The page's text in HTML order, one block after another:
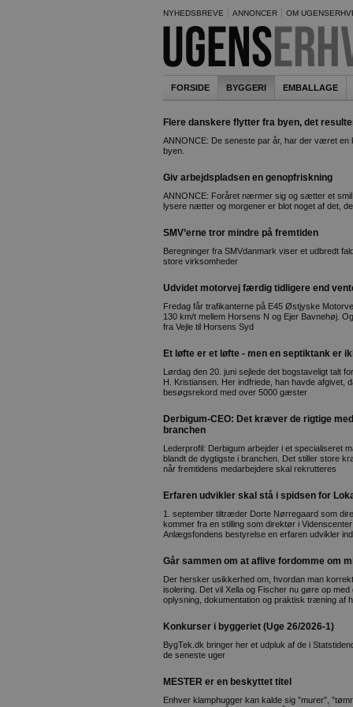
NYHEDSBREVE ANNONCER OM
FORSIDE BYGGERI EMBALLAGE
Flere danskere flytter fra byen, det
ANNONCE: De seneste par år, har der været
byen.
Giv arbejdspladsen en genopfriskning
ANNONCE: Foråret nærmer sig og sætter et
lysere nætter og morgener er blot noget af det,
SMV’erne tror mindre på fremtiden
Beregninger fra SMVdanmark viser et udbredt
store virksomheder
Udvidet motorvej færdig tidligere end
Fredag får trafikanterne på E45 Østjyske
130 km/t mellem Horsens N og Ejer Bavnehøj.
fra Vejle til Horsens Syd
Et løfte er et løfte - men en septiktank er
Lørdag den 20. juni sejlede det bogstaveligt talt
H. Kristiansen. Her indfriede, han havde afgivet,
besøgsrekord med over 5000 gæster
Derbigum-CEO: Det kræver de rigtige
branchen
Lederprofil: Derbigum arbejder i et specialiseret
blandt de dygtigste i branchen. Det stiller store
når fremtidens medarbejdere skal rekrutteres
Erfaren udvikler skal stå i spidsen for
1. september tiltræder Dorte Nørregaard som
kommer fra en stilling som direktør i
Anlægsfondens bestyrelse en erfaren udvikler
Går sammen om at aflive fordomme om
Der hersker usikkerhed om, hvordan man
isolering. Det vil Xella og Fischer nu gøre op
oplysning, dokumentation og praktisk træning af
Konkurser i byggeriet (Uge 26/2026-1)
BygTek.dk bringer her et udpluk af de i
de seneste uger
MESTER er en beskyttet titel
Enhver klamphugger kan kalde sig ”murer”,